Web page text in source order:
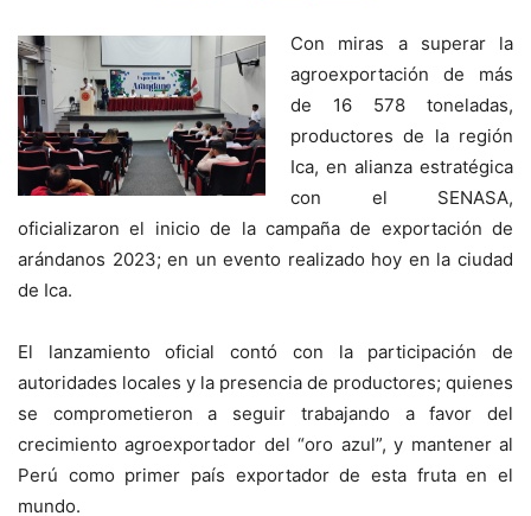
Con miras a superar la
agroexportación de más
de 16 578 toneladas,
productores de la región
Ica, en alianza estratégica
con el SENASA,
oficializaron el inicio de la campaña de exportación de
arándanos 2023; en un evento realizado hoy en la ciudad
de Ica.
El lanzamiento oficial contó con la participación de
autoridades locales y la presencia de productores; quienes
se comprometieron a seguir trabajando a favor del
crecimiento agroexportador del “oro azul”, y mantener al
Perú como primer país exportador de esta fruta en el
mundo.